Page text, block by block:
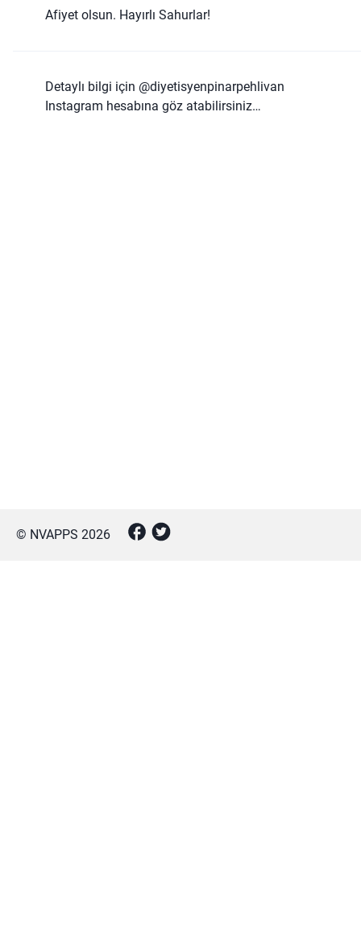
Afiyet olsun. Hayırlı Sahurlar!
Detaylı bilgi için @diyetisyenpinarpehlivan
Instagram hesabına göz atabilirsiniz…
© NVAPPS 2026